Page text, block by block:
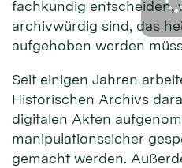
fachkundig entscheiden,
archivwürdig sind, das
aufgehoben werden
Seit einigen Jahren
Historischen Archivs
digitalen Akten
manipulationssicher
gemacht werden.